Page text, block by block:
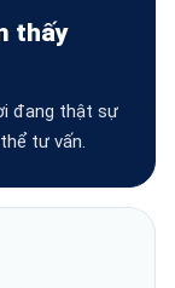
thấy
đang thật sự
tư vấn.